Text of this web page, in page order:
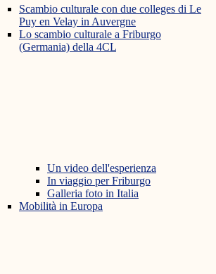
Scambio culturale con due colleges di Le
Puy en Velay in Auvergne
Lo scambio culturale a Friburgo
(Germania) della 4CL
Un video dell'esperienza
In viaggio per Friburgo
Galleria foto in Italia
Mobilità in Europa